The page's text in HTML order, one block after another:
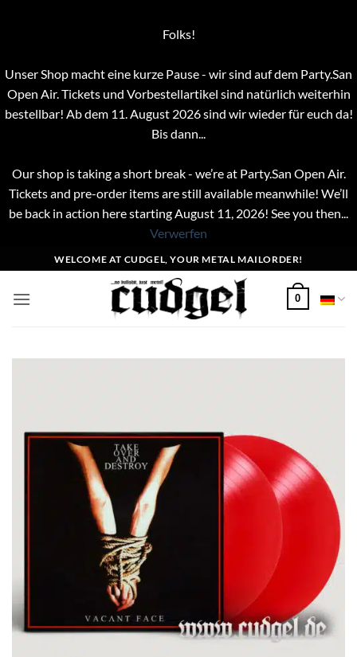
Folks!
Unser Shop macht eine kurze Pause - wir sind auf dem Party.San
Open Air. Tickets und Vorbestellartikel sind natürlich weiterhin
bestellbar! Ab dem 11. August 2026 sind wir wieder für euch da!
Bis dann...
Our shop is taking a short break - we’re at Party.San Open Air.
Tickets and pre-order items are still available meanwhile! We’ll
be back in action here starting August 11, 2026! See you then...
Verwerfen
Inhalt
springen
WELCOME AT CUDGEL, YOUR METAL MAILORDER!
0